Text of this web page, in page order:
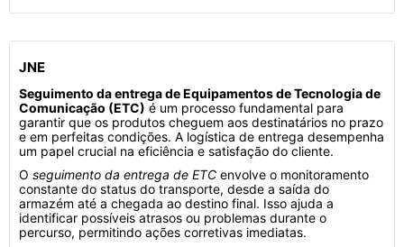
JNE
Seguimento da entrega de Equipamentos de Tecnologia de
Comunicação (ETC) é um processo fundamental para
garantir que os produtos cheguem aos destinatários no prazo
e em perfeitas condições. A logística de entrega desempenha
um papel crucial na eficiência e satisfação do cliente.
O seguimento da entrega de ETC envolve o monitoramento
constante do status do transporte, desde a saída do
armazém até a chegada ao destino final. Isso ajuda a
identificar possíveis atrasos ou problemas durante o
percurso, permitindo ações corretivas imediatas.